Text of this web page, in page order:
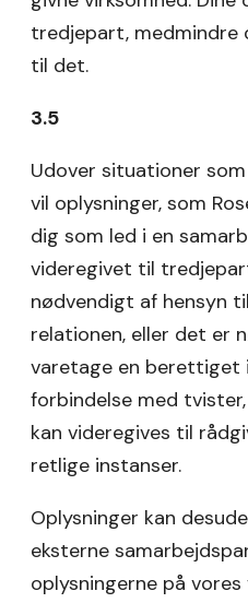
tredjepart, medmindre
til det.
3.5
Udover situationer
vil oplysninger, som
dig som led i en
videregivet til
nødvendigt af hensyn
relationen, eller det er
varetage en berettiget
forbindelse med
kan videregives til
retlige instanser.
Oplysninger kan
eksterne
oplysningerne på vores